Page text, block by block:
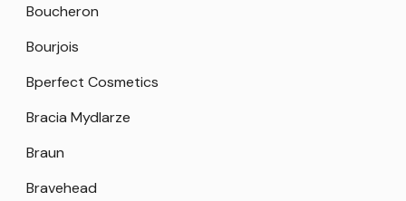
Boucheron
Bourjois
Bperfect Cosmetics
Bracia Mydlarze
Braun
Bravehead